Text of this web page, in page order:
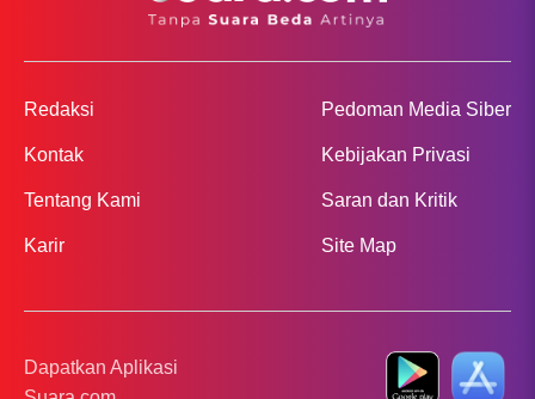
Redaksi
Kontak
Tentang Kami
Karir
Pedoman Media Siber
Kebijakan Privasi
Saran dan Kritik
Site Map
Dapatkan Aplikasi